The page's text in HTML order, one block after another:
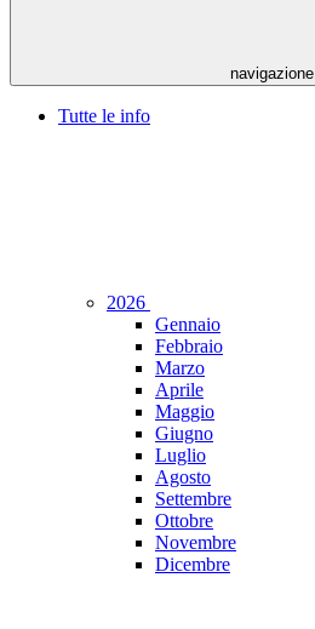
navigazione
Tutte le info
2026
Gennaio
Febbraio
Marzo
Aprile
Maggio
Giugno
Luglio
Agosto
Settembre
Ottobre
Novembre
Dicembre